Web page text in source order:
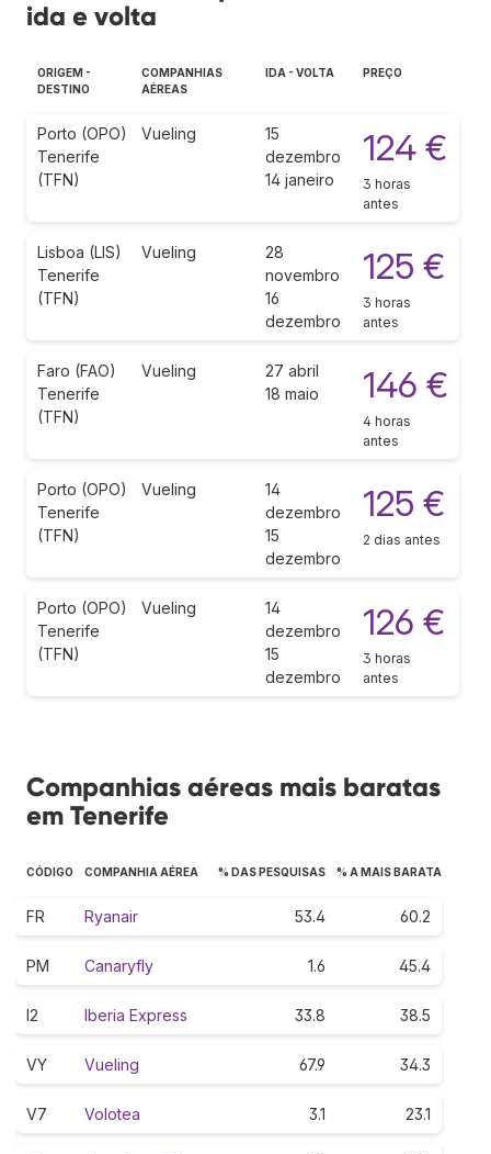
ida e volta
ORIGEM -
DESTINO
COMPANHIAS
AÉREAS
IDA - VOLTA PREÇO
Porto (OPO)
Tenerife
(TFN)
Vueling
15
dezembro
14 janeiro
124 €
3 horas
antes
Lisboa (LIS)
Tenerife
(TFN)
Vueling
28
novembro
16
dezembro
125 €
3 horas
antes
Faro (FAO)
Tenerife
(TFN)
Vueling
27 abril
18 maio
146 €
4 horas
antes
Porto (OPO)
Tenerife
(TFN)
Vueling
14
dezembro
15
dezembro
125 €
2 dias antes
Porto (OPO)
Tenerife
(TFN)
Vueling
14
dezembro
15
dezembro
126 €
3 horas
antes
Companhias aéreas mais baratas
em Tenerife
CÓDIGO COMPANHIA AÉREA % DAS PESQUISAS % A MAIS BARATA
FR Ryanair 53.4 60.2
PM Canaryfly 1.6 45.4
I2 Iberia Express 33.8 38.5
VY Vueling 67.9 34.3
V7 Volotea 3.1 23.1